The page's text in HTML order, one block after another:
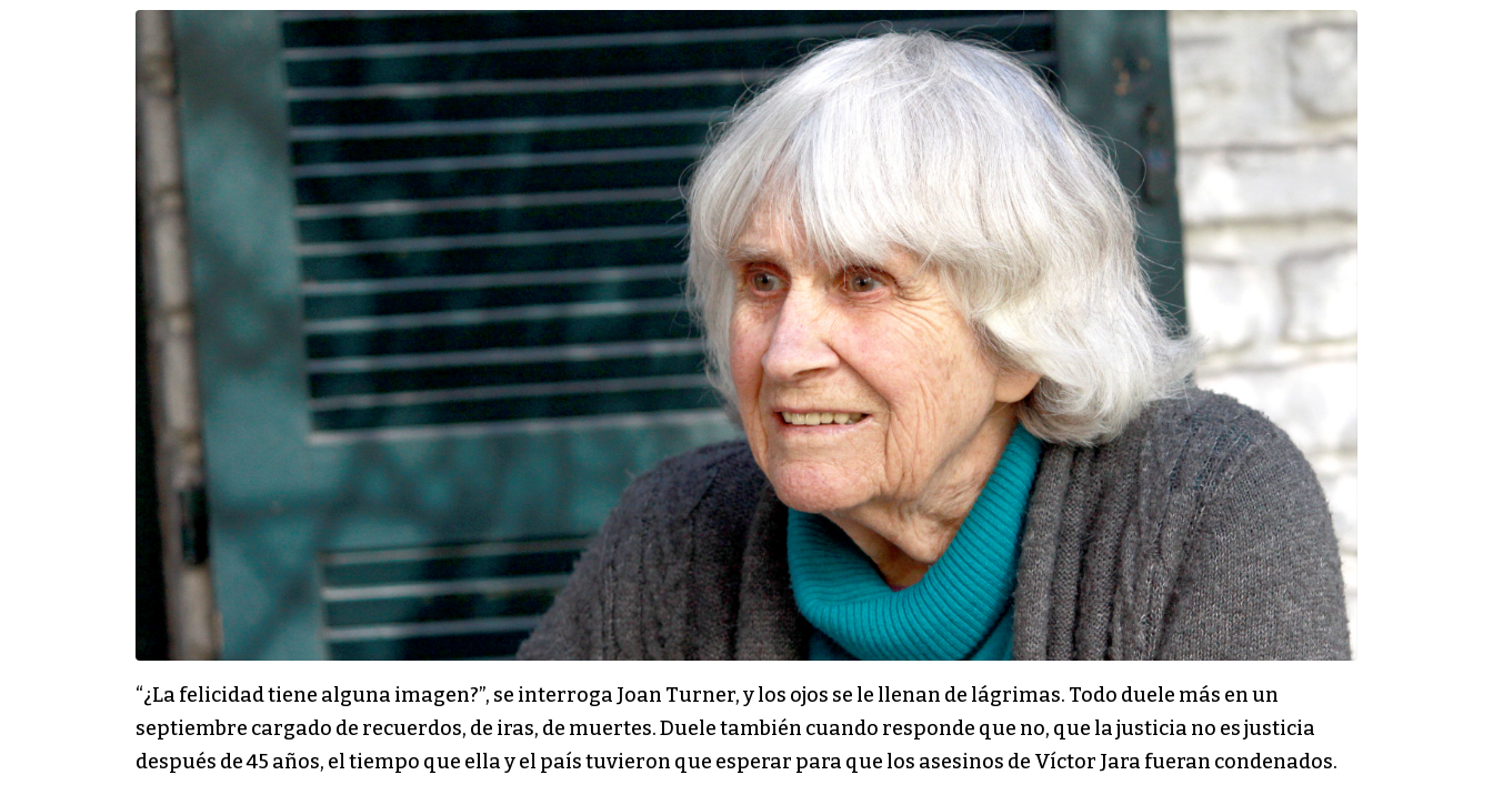
“¿La felicidad tiene alguna imagen?”, se interroga Joan Turner, y los ojos se le llenan de lágrimas. Todo duele más en un
septiembre cargado de recuerdos, de iras, de muertes. Duele también cuando responde que no, que la justicia no es justicia
después de 45 años, el tiempo que ella y el país tuvieron que esperar para que los asesinos de Víctor Jara fueran condenados.